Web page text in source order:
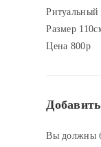
Ритуальный
Размер
Цена 800р
Вы должны